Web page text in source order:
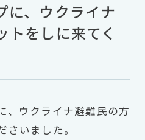
に、ウクライナ
トをしに来てく
、ウクライナ避難民の方
さいました。